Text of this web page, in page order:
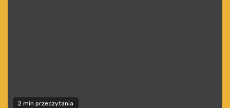
2 min przeczytania